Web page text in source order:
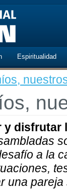
Espiritualidad
y
a la
una pareja